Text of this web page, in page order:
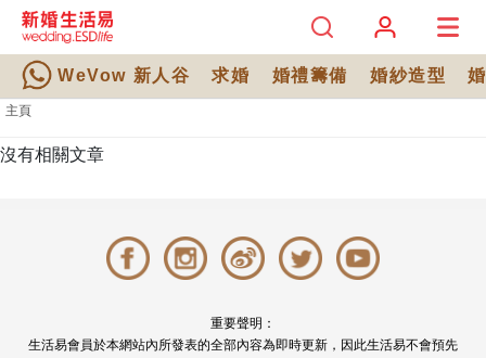
WeVow 新人谷 求婚 婚禮籌備 婚紗造型
主頁
沒有相關文章
重要聲明：
生活易會員於本網站內所發表的全部內容為即時更新，因此生活易不會預先